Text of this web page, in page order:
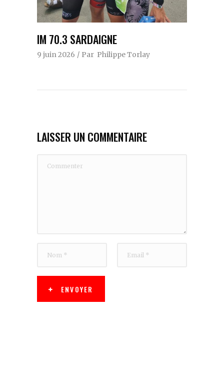
IM 70.3 SARDAIGNE
9 juin 2026 Par Philippe Torlay
LAISSER UN COMMENTAIRE
ENVOYER